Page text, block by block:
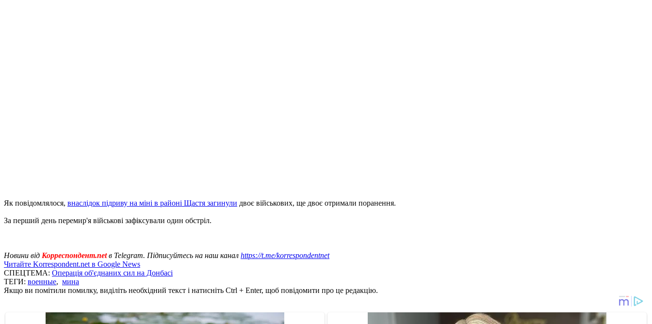
Як повідомлялося, внаслідок підриву на міні в районі Щастя загинули двоє військових, ще двоє отримали поранення.
За перший день перемир'я військові зафіксували один обстріл.
Новини від Корреспондент.netв Telegram. Підписуйтесь на наш канал https://t.me/korrespondentnet
Читайте Korrespondent.net в Google News
СПЕЦТЕМА: Операція об'єднаних сил на Донбасі
ТЕГИ: военные, мина
Якщо ви помітили помилку, виділіть необхідний текст і натисніть Ctrl + Enter, щоб повідомити про це редакцію.